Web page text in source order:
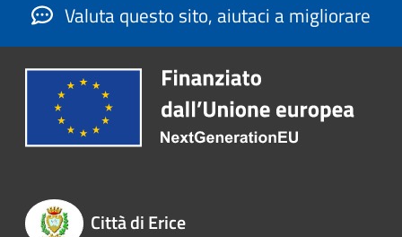
Valuta questo sito, aiutaci a migliorare
Città di Erice